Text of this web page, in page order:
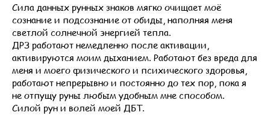
Сила данных рунных знаков мягко очищает моё
сознание и подсознание от обиды, наполняя меня
светлой солнечной энергией тепла.
ДРЗ работают немедленно после активации,
активируются моим дыханием. Работают без вреда для
меня и моего физического и психического здоровья,
работают непрерывно и постоянно до тех пор, пока я
не отпущу руны любым удобным мне способом.
Силой рун и волей моей ДБТ.